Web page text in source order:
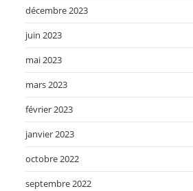
décembre 2023
juin 2023
mai 2023
mars 2023
février 2023
janvier 2023
octobre 2022
septembre 2022